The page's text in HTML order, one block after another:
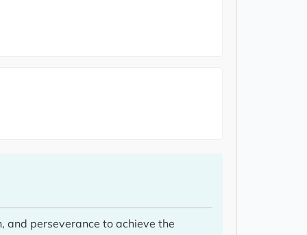
perseverance to achieve the